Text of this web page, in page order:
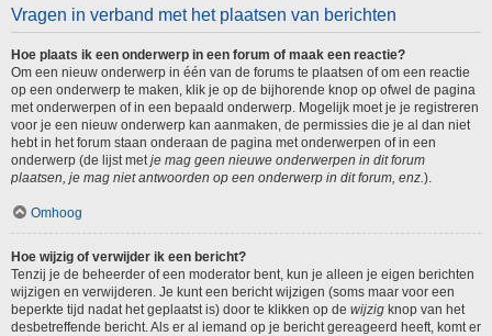
Vragen in verband met het plaatsen van berichten
Hoe plaats ik een onderwerp in een forum of maak een reactie?
Om een nieuw onderwerp in één van de forums te plaatsen of om een reactie
op een onderwerp te maken, klik je op de bijhorende knop op ofwel de pagina
met onderwerpen of in een bepaald onderwerp. Mogelijk moet je je registreren
voor je een nieuw onderwerp kan aanmaken, de permissies die je al dan niet
hebt in het forum staan onderaan de pagina met onderwerpen of in een
onderwerp (de lijst metje mag geen nieuwe onderwerpen in dit forum
plaatsen, je mag niet antwoorden op een onderwerp in dit forum, enz.).
Omhoog
Hoe wijzig of verwijder ik een bericht?
Tenzij je de beheerder of een moderator bent, kun je alleen je eigen berichten
wijzigen en verwijderen. Je kunt een bericht wijzigen (soms maar voor een
beperkte tijd nadat het geplaatst is) door te klikken op de wijzig knop van het
desbetreffende bericht. Als er al iemand op je bericht gereageerd heeft, komt er